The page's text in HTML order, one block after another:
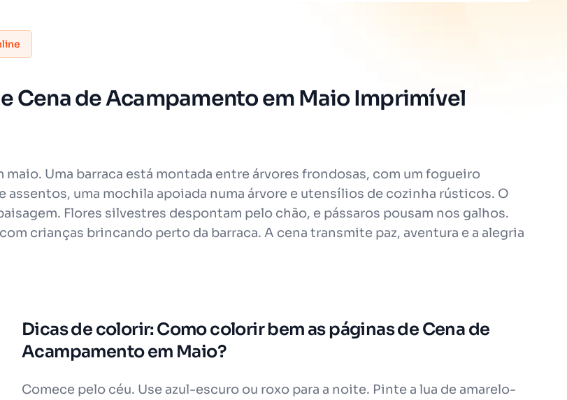
Cena de Acampamento em Maio Imprimível
Uma barraca está montada entre árvores frondosas, com um fogueiro
uma mochila apoiada numa árvore e utensílios de cozinha rústicos. O
Flores silvestres despontam pelo chão, e pássaros pousam nos galhos.
crianças brincando perto da barraca. A cena transmite paz, aventura e a alegria
Dicas de colorir: Como colorir bem as páginas de Cena de
Acampamento em Maio?
Comece pelo céu. Use azul-escuro ou roxo para a noite. Pinte a lua de amarelo-